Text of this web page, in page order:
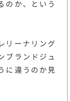
のか、という
リーナリング
ブランドジュ
に違うのか見